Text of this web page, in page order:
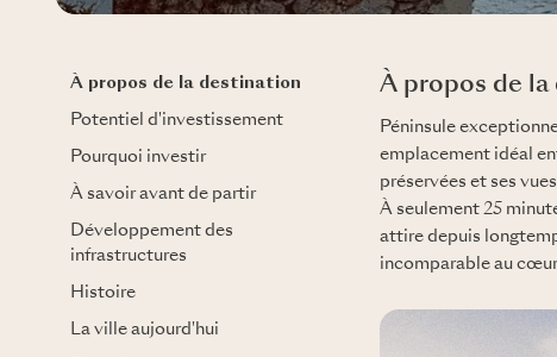
À propos de la destination
Potentiel d'investissement
Pourquoi investir
À savoir avant de partir
Développement des
infrastructures
Histoire
La ville aujourd'hui
À propos de
Péninsule
emplacement idéal
préservées et ses
À seulement 25
attire depuis
incomparable au